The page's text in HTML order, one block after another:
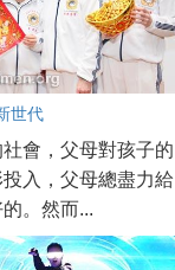
世代
會，父母對孩子的
入，父母總盡力給
。然而...